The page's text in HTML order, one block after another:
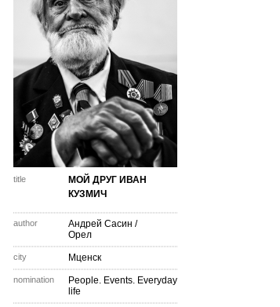
title
МОЙ ДРУГ ИВАН
КУЗМИЧ
author Андрей Сасин /
Орел
city Мценск
nomination
People. Events. Everyday
life